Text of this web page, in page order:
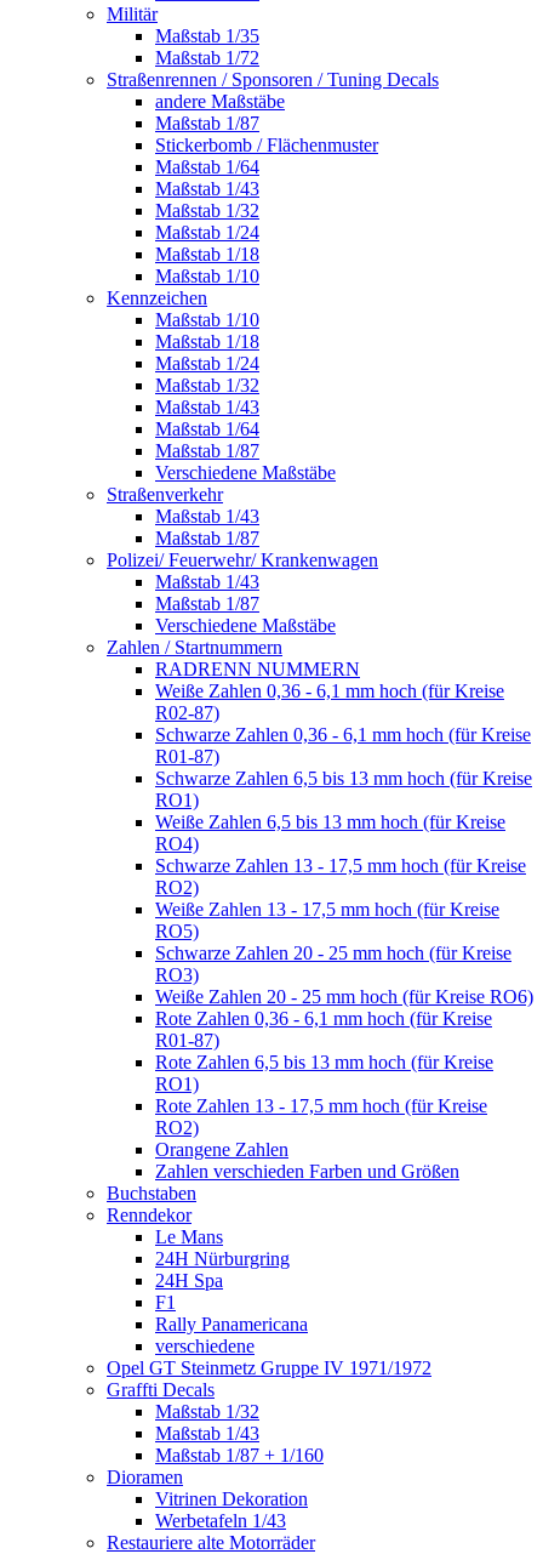
Militär
Maßstab 1/35
Maßstab 1/72
Straßenrennen / Sponsoren / Tuning Decals
andere Maßstäbe
Maßstab 1/87
Stickerbomb / Flächenmuster
Maßstab 1/64
Maßstab 1/43
Maßstab 1/32
Maßstab 1/24
Maßstab 1/18
Maßstab 1/10
Kennzeichen
Maßstab 1/10
Maßstab 1/18
Maßstab 1/24
Maßstab 1/32
Maßstab 1/43
Maßstab 1/64
Maßstab 1/87
Verschiedene Maßstäbe
Straßenverkehr
Maßstab 1/43
Maßstab 1/87
Polizei/ Feuerwehr/ Krankenwagen
Maßstab 1/43
Maßstab 1/87
Verschiedene Maßstäbe
Zahlen / Startnummern
RADRENN NUMMERN
Weiße Zahlen 0,36 - 6,1 mm hoch (für Kreise
R02-87)
Schwarze Zahlen 0,36 - 6,1 mm hoch (für Kreise
R01-87)
Schwarze Zahlen 6,5 bis 13 mm hoch (für Kreise
RO1)
Weiße Zahlen 6,5 bis 13 mm hoch (für Kreise
RO4)
Schwarze Zahlen 13 - 17,5 mm hoch (für Kreise
RO2)
Weiße Zahlen 13 - 17,5 mm hoch (für Kreise
RO5)
Schwarze Zahlen 20 - 25 mm hoch (für Kreise
RO3)
Weiße Zahlen 20 - 25 mm hoch (für Kreise RO6)
Rote Zahlen 0,36 - 6,1 mm hoch (für Kreise
R01-87)
Rote Zahlen 6,5 bis 13 mm hoch (für Kreise
RO1)
Rote Zahlen 13 - 17,5 mm hoch (für Kreise
RO2)
Orangene Zahlen
Zahlen verschieden Farben und Größen
Buchstaben
Renndekor
Le Mans
24H Nürburgring
24H Spa
F1
Rally Panamericana
verschiedene
Opel GT Steinmetz Gruppe IV 1971/1972
Graffti Decals
Maßstab 1/32
Maßstab 1/43
Maßstab 1/87 + 1/160
Dioramen
Vitrinen Dekoration
Werbetafeln 1/43
Restauriere alte Motorräder